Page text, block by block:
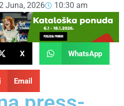
Juna, 2026 10:30 am
X WhatsApp
Email